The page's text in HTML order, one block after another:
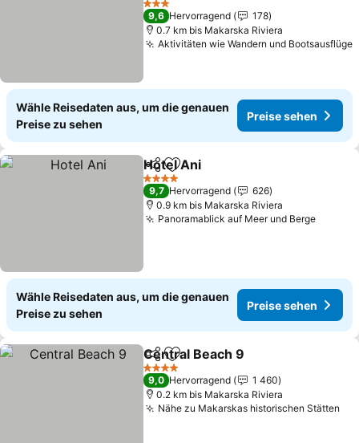
3 Sterne
9,6 Hervorragend
178
0.7 km bis Makarska Riviera
Aktivitäten wie Wandern und Bootsausflüge
Wähle Reisedaten aus, um die genauen
Preise zu sehen
Preise sehen
TeilenZu Favoriten hinzufügen
Hotel Ani
4 Sterne
9,7 Hervorragend
626
0.9 km bis Makarska Riviera
Panoramablick auf Meer und Berge
Wähle Reisedaten aus, um die genauen
Preise zu sehen
Preise sehen
TeilenZu Favoriten hinzufügen
Central Beach 9
4 Sterne
9,0 Hervorragend
1 460
0.2 km bis Makarska Riviera
Nähe zu Makarskas historischen Stätten